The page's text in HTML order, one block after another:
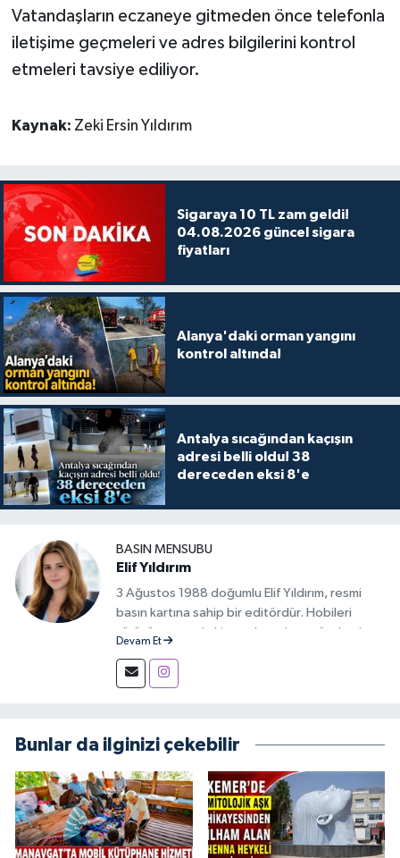
Vatandaşların eczaneye gitmeden önce telefonla
iletişime geçmeleri ve adres bilgilerini kontrol
etmeleri tavsiye ediliyor.
Kaynak: Zeki Ersin Yıldırım
Sigaraya 10 TL zam geldi!
04.08.2026 güncel sigara
fiyatları
Alanya'daki orman yangını
kontrol altında!
Antalya sıcağından kaçışın
adresi belli oldu! 38
dereceden eksi 8'e
BASIN MENSUBU
Elif Yıldırım
3 Ağustos 1988 doğumlu Elif Yıldırım, resmi
basın kartına sahip bir editördür. Hobileri
yürüyüş yapmak, kitap okumak ve gündemi
Devam Et
Bunlar da ilginizi çekebilir